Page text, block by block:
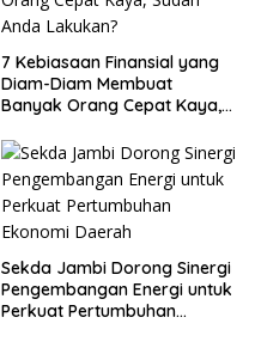
7 Kebiasaan Finansial yang
Diam-Diam Membuat
Banyak Orang Cepat Kaya,
Sekda Jambi Dorong Sinergi
Pengembangan Energi untuk
Perkuat Pertumbuhan